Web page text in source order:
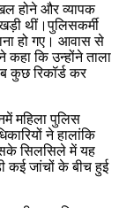
होने और व्यापक
थीं।पुलिसकर्मी
हो गए। आवास से
कहा कि उन्होंने ताला
कुछ रिकॉर्ड कर
महिला पुलिस
ने हालांकि
सिलसिले में यह
कई जांचों के बीच हुई